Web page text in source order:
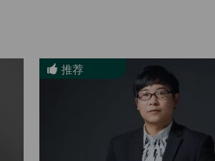
推荐